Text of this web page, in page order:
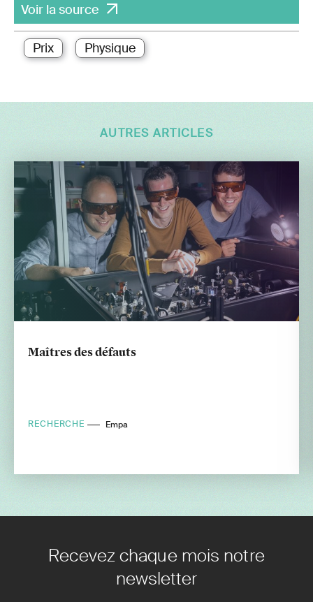
Voir la source
Prix Physique
AUTRES ARTICLES
Maîtres des défauts
RECHERCHE Empa
Recevez chaque mois notre
newsletter